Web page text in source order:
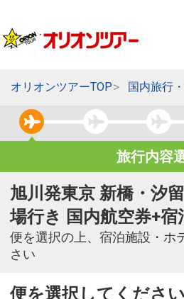
オリオンツアーTOP 国内旅行
旅行内容
旭川発東京 新橋・汐
場行き 国内航空券+宿
便を選択の上、宿泊施設・ホ
さい
便を選択してください